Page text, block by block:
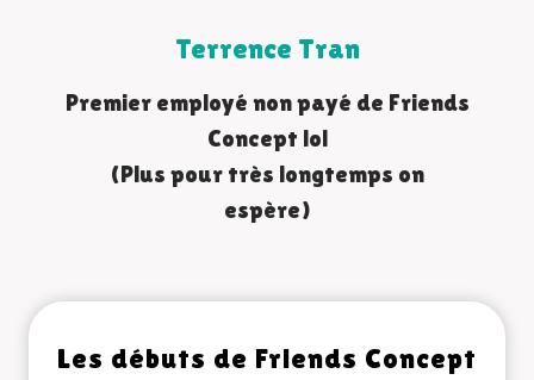
Terrence Tran
Premier employé non payé de Friends
Concept lol
(Plus pour très longtemps on
espère)
Les débuts de Friends Concept